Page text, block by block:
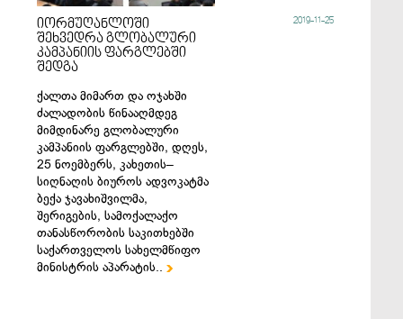
იორმუღანლოში
შეხვედრა გლობალური
კამპანიის ფარგლებში
შედგა
ქალთა მიმართ და ოჯახში
ძალადობის წინააღმდეგ
მიმდინარე გლობალური
კამპანიის ფარგლებში, დღეს,
25 ნოემბერს, კახეთის–
სიღნაღის ბიუროს ადვოკატმა
ბექა ჯავახიშვილმა,
შერიგების, სამოქალაქო
თანასწორობის საკითხებში
საქართველოს სახელმწიფო
მინისტრის აპარატის..
2019-11-25